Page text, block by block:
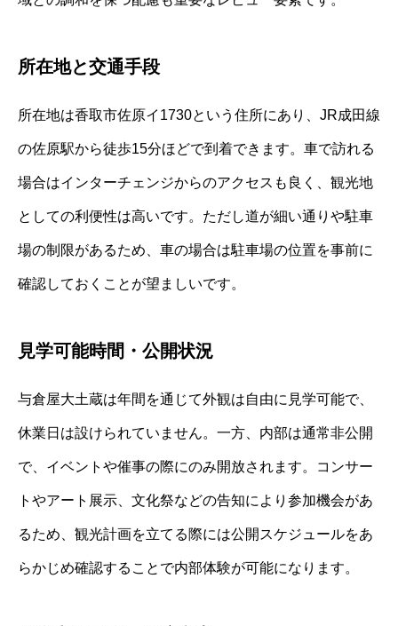
所在地と交通手段
所在地は香取市佐原イ1730という住所にあり、JR成田線
の佐原駅から徒歩15分ほどで到着できます。車で訪れる
場合はインターチェンジからのアクセスも良く、観光地
としての利便性は高いです。ただし道が細い通りや駐車
場の制限があるため、車の場合は駐車場の位置を事前に
確認しておくことが望ましいです。
見学可能時間・公開状況
与倉屋大土蔵は年間を通じて外観は自由に見学可能で、
休業日は設けられていません。一方、内部は通常非公開
で、イベントや催事の際にのみ開放されます。コンサー
トやアート展示、文化祭などの告知により参加機会があ
るため、観光計画を立てる際には公開スケジュールをあ
らかじめ確認することで内部体験が可能になります。